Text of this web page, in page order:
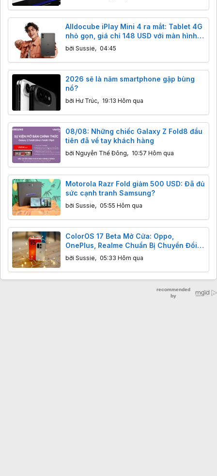
Alldocube iPlay Mini 4 ra mắt: Tablet 4G
nhỏ gọn, giá chỉ 148 USD với màn hình
90Hz
bởi Sussie, 04:45
2026 sẽ là năm smartphone gập bùng
nổ?
bởi Hư Trúc, 19:13 Hôm qua
08/08: Những chiếc Galaxy Z Fold8 đầu
tiên đã về tay khách hàng
bởi Nguyễn Thế Đông, 10:57 Hôm qua
Motorola Razr Fold giảm 500 USD: Đã đủ
sức cạnh tranh Samsung?
bởi Sussie, 05:55 Hôm qua
ColorOS 17 Beta Mở Cửa: Oppo,
OnePlus, Realme Chuẩn Bị Chuyển Đổi
Nền Tảng
bởi Sussie, 05:33 Hôm qua